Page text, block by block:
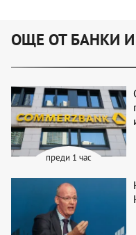
ОЩЕ ОТ БАНКИ
преди 1 час